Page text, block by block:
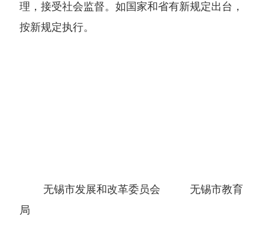
理，接受社会监督。如国家和省有新规定出台，
按新规定执行。
无锡市发展和改革委员会 无锡市教育
局